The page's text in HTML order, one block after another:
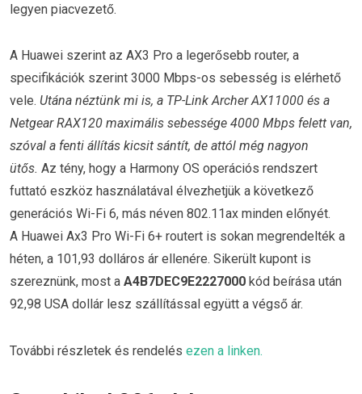
legyen piacvezető.
A Huawei szerint az AX3 Pro a legerősebb router, a
specifikációk szerint 3000 Mbps-os sebesség is elérhető
vele. Utána néztünk mi is, a TP-Link Archer AX11000 és a
Netgear RAX120 maximális sebessége 4000 Mbps felett van,
szóval a fenti állítás kicsit sántít, de attól még nagyon
ütős. Az tény, hogy a Harmony OS operációs rendszert
futtató eszköz használatával élvezhetjük a következő
generációs Wi-Fi 6, más néven 802.11ax minden előnyét.
A Huawei Ax3 Pro Wi-Fi 6+ routert is sokan megrendelték a
héten, a 101,93 dolláros ár ellenére. Sikerült kupont is
szereznünk, most a A4B7DEC9E2227000 kód beírása után
92,98 USA dollár lesz szállítással együtt a végső ár.
További részletek és rendelés ezen a linken.